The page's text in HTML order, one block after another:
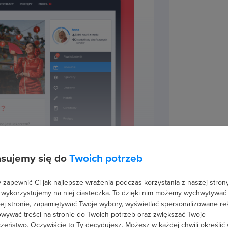
online?
się do Twoich potrzeb
zapewnić Ci jak najlepsze wrażenia podczas korzystania z naszej
na niej ciasteczka. To dzięki nim możemy wychwytywać
stronie, zapamiętywać Twoje wybory, wyświetlać spersonalizowane
treści na stronie do Twoich potrzeb oraz zwiększać Twoje
Oczywiście to Ty decydujesz. Możesz w każdej chwili określić